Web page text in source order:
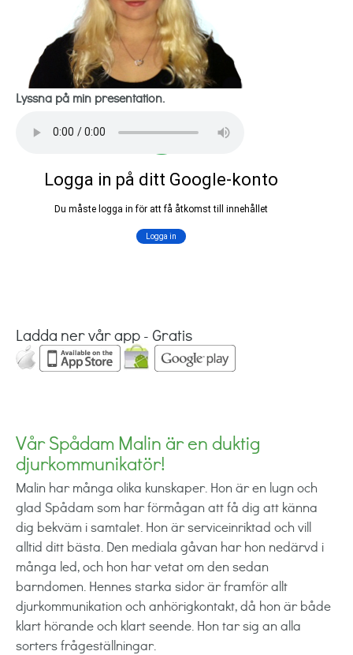
Lyssna på min presentation.
Ladda ner vår app - Gratis
Vår Spådam Malin är en duktig
djurkommunikatör!
Malin har många olika kunskaper. Hon är en lugn och
glad Spådam som har förmågan att få dig att känna
dig bekväm i samtalet. Hon är serviceinriktad och vill
alltid ditt bästa. Den mediala gåvan har hon nedärvd i
många led, och hon har vetat om den sedan
barndomen. Hennes starka sidor är framför allt
djurkommunikation och anhörigkontakt, då hon är både
klart hörande och klart seende. Hon tar sig an alla
sorters frågeställningar.